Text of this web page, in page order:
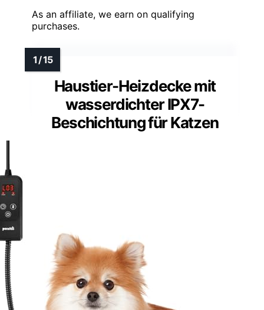
As an affiliate, we earn on qualifying
purchases.
Haustier-Heizdecke mit
wasserdichter IPX7-
Beschichtung für Katzen